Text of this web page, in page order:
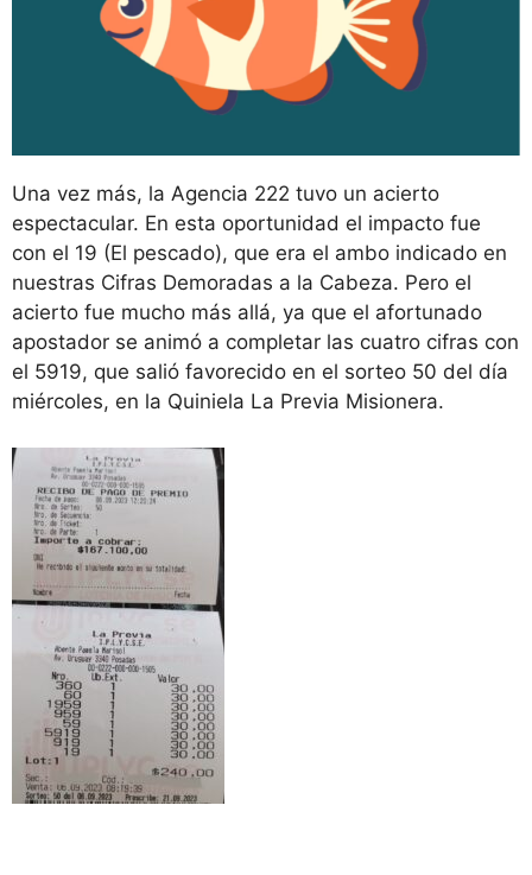
Una vez más, la Agencia 222 tuvo un acierto
espectacular. En esta oportunidad el impacto fue
con el 19 (El pescado), que era el ambo indicado en
nuestras Cifras Demoradas a la Cabeza. Pero el
acierto fue mucho más allá, ya que el afortunado
apostador se animó a completar las cuatro cifras con
el 5919, que salió favorecido en el sorteo 50 del día
miércoles, en la Quiniela La Previa Misionera.